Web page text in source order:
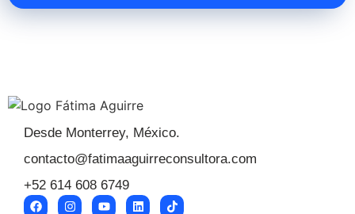
Desde Monterrey, México.
contacto@fatimaaguirreconsultora.com
+52 614 608 6749